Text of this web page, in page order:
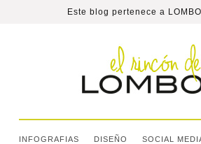
Este blog pertenece a
INFOGRAFIAS DISEÑO SOCIAL